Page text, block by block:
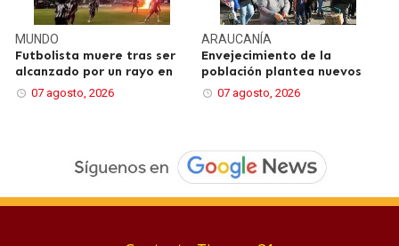
MUNDO
Futbolista muere tras ser
alcanzado por un rayo en
07 agosto, 2026
ARAUCANÍA
Envejecimiento de la
población plantea nuevos
07 agosto, 2026